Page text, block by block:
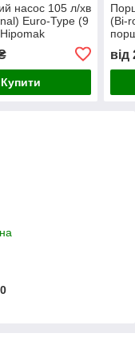
насос 105 л/хв
Euro-Type (9
Купити
(Bi-
від